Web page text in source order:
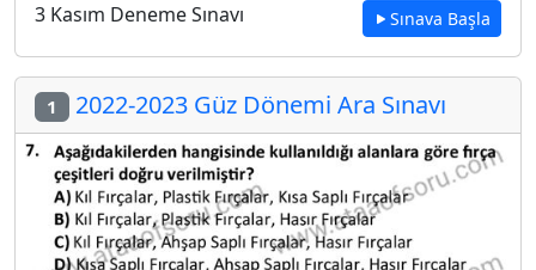
3 Kasım Deneme Sınavı Sınava Başla
1 2022-2023 Güz Dönemi Ara Sınavı